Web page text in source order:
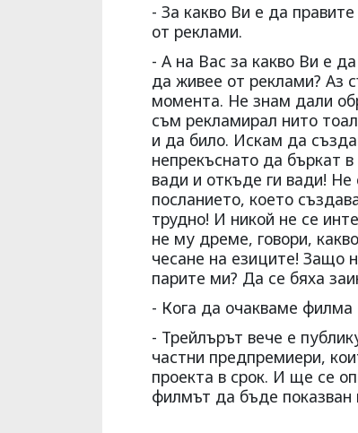
- За какво Ви е да
от реклами.
- А на Вас за какво Ви е
да живее от реклами? Аз
момента. Не знам дали
съм рекламирал нито
и да било. Искам да
непрекъснато да бъркат
вади и откъде ги вади! Не
посланието, което
трудно! И никой не се
не му дреме, говори,
чесане на езиците! Защо
парите ми? Да се бяха
- Кога да очакваме филма
- Трейлърът вече е
частни предпремиери,
проекта в срок. И ще се
филмът да бъде показван